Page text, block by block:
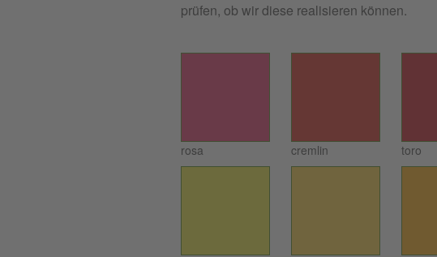
prüfen, ob wir diese realisieren können.
rosa cremlin toro